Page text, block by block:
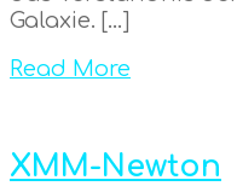
Galaxie. […]
Read More
XMM-Newton